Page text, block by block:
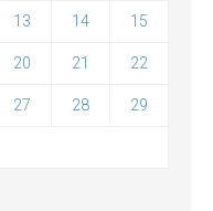
13 14 15
20 21 22
27 28 29